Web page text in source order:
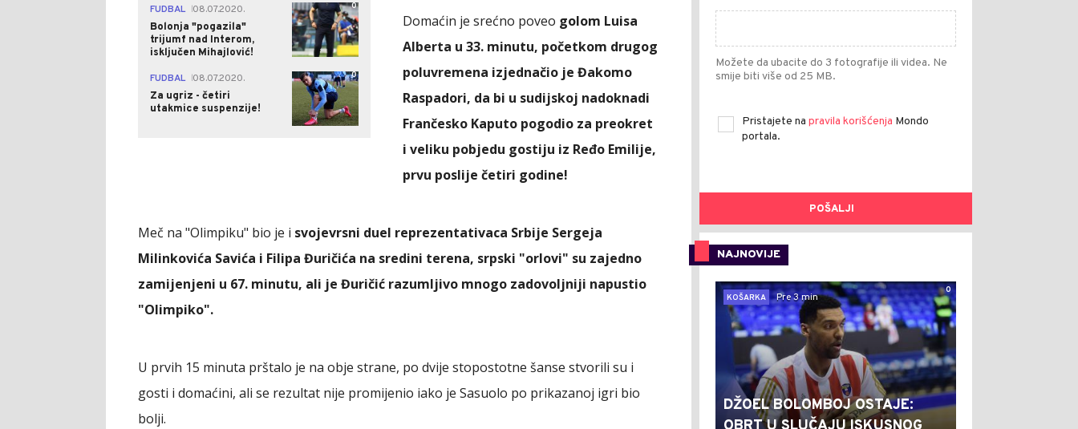
FUDBAL 08.07.2020.
Bolonja "pogazila"
trijumf nad Interom,
isključen Mihajlović!
0
FUDBAL 08.07.2020.
Za ugriz - četiri
utakmice suspenzije!
0
Domaćin je srećno poveo golom Luisa
Alberta u 33. minutu, početkom drugog
poluvremena izjednačio je Đakomo
Raspadori, da bi u sudijskoj nadoknadi
Frančesko Kaputo pogodio za preokret
i veliku pobjedu gostiju iz Ređo Emilije,
prvu poslije četiri godine!
Meč na "Olimpiku" bio je i svojevrsni duel reprezentativaca Srbije Sergeja
Milinkovića Savića i Filipa Đuričića na sredini terena, srpski "orlovi" su zajedno
zamijenjeni u 67. minutu, ali je Đuričić razumljivo mnogo zadovoljniji napustio
"Olimpiko".
U prvih 15 minuta prštalo je na obje strane, po dvije stopostotne šanse stvorili su i
gosti i domaćini, ali se rezultat nije promijenio iako je Sasuolo po prikazanoj igri bio
bolji.
Možete da ubacite do 3 fotografije ili videa. Ne
smije biti više od 25 MB.
Pristajete na pravila korišćenja Mondo
portala.
POŠALJI
NAJNOVIJE
0
KOŠARKA
Pre 3 min
DŽOEL BOLOMBOJ OSTAJE: